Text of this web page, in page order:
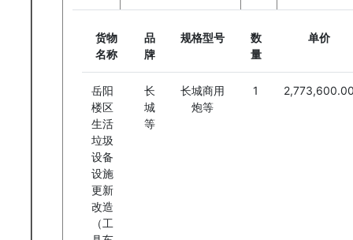
货物
名称
品
牌
规格型号
数
量
单价
岳阳
楼区
生活
垃圾
设备
设施
更新
改造
（工
长
城
等
长城商用
炮等
1